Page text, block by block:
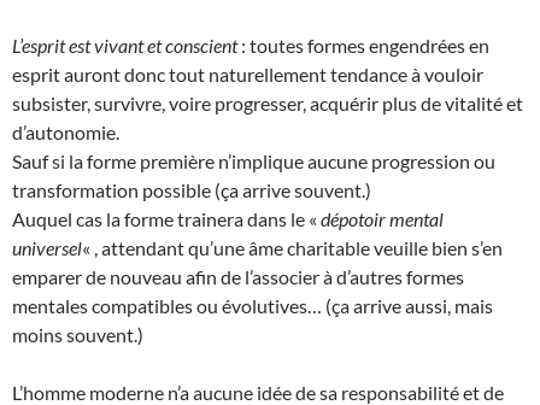
L’esprit est vivant et conscient: toutes formes engendrées en
esprit auront donc tout naturellement tendance à vouloir
subsister, survivre, voire progresser, acquérir plus de vitalité et
d’autonomie.
Sauf si la forme première n’implique aucune progression ou
transformation possible (ça arrive souvent.)
Auquel cas la forme trainera dans le « dépotoir mental
universel« , attendant qu’une âme charitable veuille bien s’en
emparer de nouveau afin de l’associer à d’autres formes
mentales compatibles ou évolutives… (ça arrive aussi, mais
moins souvent.)
L’homme moderne n’a aucune idée de sa responsabilité et de